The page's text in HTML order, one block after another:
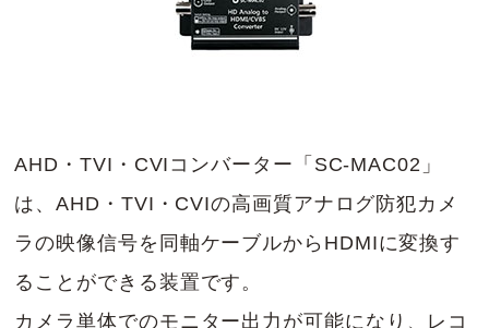
AHD・TVI・CVIコンバーター「SC-MAC02」
は、AHD・TVI・CVIの高画質アナログ防犯カメ
ラの映像信号を同軸ケーブルからHDMIに変換す
ることができる装置です。
カメラ単体でのモニター出力が可能になり、レコ